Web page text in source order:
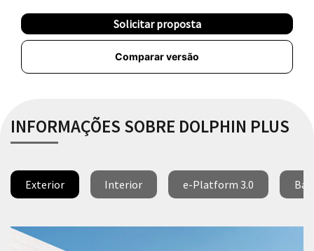
Solicitar proposta
Comparar versão
INFORMAÇÕES SOBRE DOLPHIN PLUS
Exterior Interior e-Platform 3.0